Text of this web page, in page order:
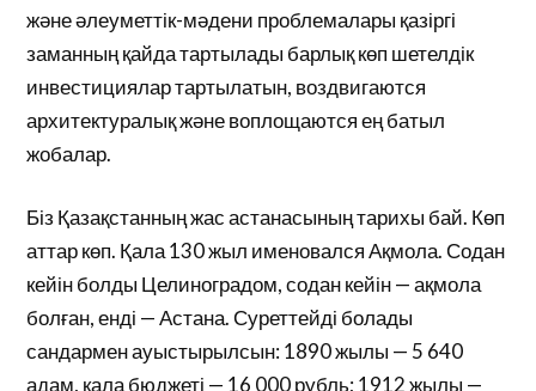
және әлеуметтік-мәдени проблемалары қазіргі
заманның қайда тартылады барлық көп шетелдік
инвестициялар тартылатын, воздвигаются
архитектуралық және воплощаются ең батыл
жобалар.
Біз Қазақстанның жас астанасының тарихы бай. Көп
аттар көп. Қала 130 жыл именовался Ақмола. Содан
кейін болды Целиноградом, содан кейін — ақмола
болған, енді — Астана. Суреттейді болады
сандармен ауыстырылсын: 1890 жылы — 5 640
адам, қала бюджеті — 16 000 рубль; 1912 жылы —